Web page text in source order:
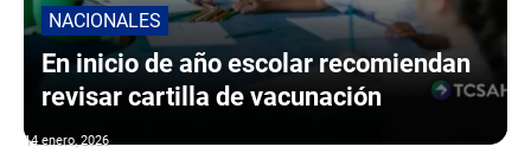
NACIONALES
En inicio de año escolar recomiendan
revisar cartilla de vacunación
14 enero, 2026